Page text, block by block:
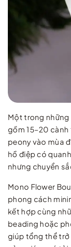
Một trong
gồm 15–20
peony vào mùa
hồ điệp có
nhưng chuyển
Mono Flower
phong cách
kết hợp cùng
beading hoặc
giúp tổng thể trở